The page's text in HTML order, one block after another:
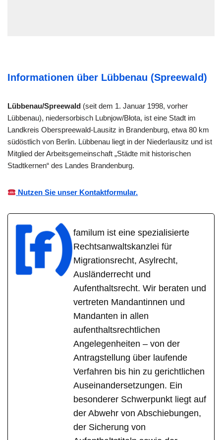
Informationen über Lübbenau (Spreewald)
Lübbenau/Spreewald (seit dem 1. Januar 1998, vorher
Lübbenau), niedersorbisch Lubnjow/Błota, ist eine Stadt im
Landkreis Oberspreewald-Lausitz in Brandenburg, etwa 80 km
südöstlich von Berlin. Lübbenau liegt in der Niederlausitz und ist
Mitglied der Arbeitsgemeinschaft „Städte mit historischen
Stadtkernen“ des Landes Brandenburg.
Nutzen Sie unser Kontaktformular.
familum ist eine spezialisierte
Rechtsanwaltskanzlei für
Migrationsrecht, Asylrecht,
Ausländerrecht und
Aufenthaltsrecht. Wir beraten und
vertreten Mandantinnen und
Mandanten in allen
aufenthaltsrechtlichen
Angelegenheiten – von der
Antragstellung über laufende
Verfahren bis hin zu gerichtlichen
Auseinandersetzungen. Ein
besonderer Schwerpunkt liegt auf
der Abwehr von Abschiebungen,
der Sicherung von